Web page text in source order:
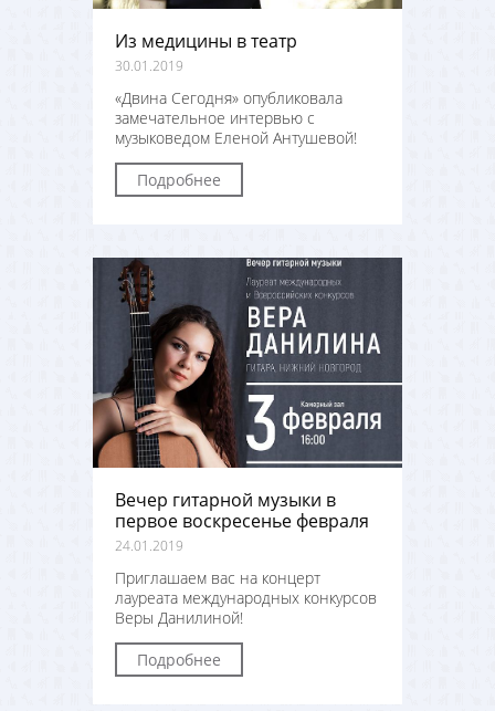
Из медицины в театр
30.01.2019
«Двина Сегодня» опубликовала
замечательное интервью с
музыковедом Еленой Антушевой!
Подробнее
Вечер гитарной музыки в
первое воскресенье февраля
24.01.2019
Приглашаем вас на концерт
лауреата международных конкурсов
Веры Данилиной!
Подробнее